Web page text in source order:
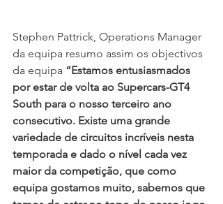
Stephen Pattrick, Operations Manager
da equipa resumo assim os objectivos
da equipa “Estamos entusiasmados
por estar de volta ao Supercars-GT4
South para o nosso terceiro ano
consecutivo. Existe uma grande
variedade de circuitos incríveis nesta
temporada e dado o nível cada vez
maior da competição, que como
equipa gostamos muito, sabemos que